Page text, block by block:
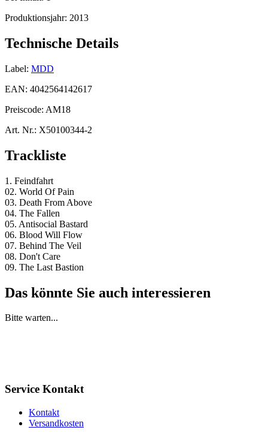
Produktionsjahr: 2013
Technische Details
Label: MDD
EAN: 4042564142617
Preiscode: AM18
Art. Nr.: X50100344-2
Trackliste
1. Feindfahrt
02. World Of Pain
03. Death From Above
04. The Fallen
05. Antisocial Bastard
06. Blood Will Flow
07. Behind The Veil
08. Don't Care
09. The Last Bastion
Das könnte Sie auch interessieren
Bitte warten...
Service Kontakt
Kontakt
Versandkosten